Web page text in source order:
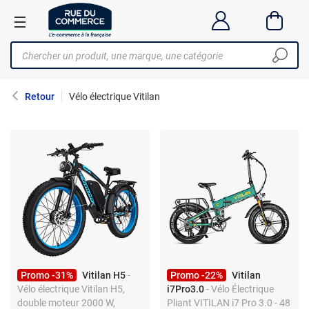
Retour Vélo électrique Vitilan
Promo -31% Vitilan H5-
Vélo électrique Vitilan H5,
double moteur 2000 W,
Promo -22%
Vitilan
i7Pro3.0 - Vélo Électrique
Pliant VITILAN i7 Pro 3.0 - 48